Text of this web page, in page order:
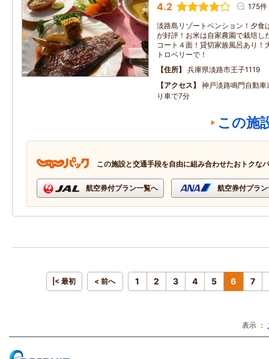
4.2 175件
淡路島リゾートペンション！夕食
が好評！お米は自家農園で栽培し
コート４面！貸切家族風呂あり！
トロベリーで！
住所
兵庫県淡路市王子1119
アクセス
神戸淡路鳴門自動
り車で7分
この施
この施設と交通手段を自由に組み合わせたおトクな
航空券付プラン一覧へ 航空券付プラ
|< 最初 < 前へ 1 2 3 4 5 6 7
表示 ：